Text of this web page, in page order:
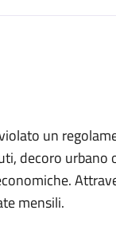
un
decoro urbano
mensili.